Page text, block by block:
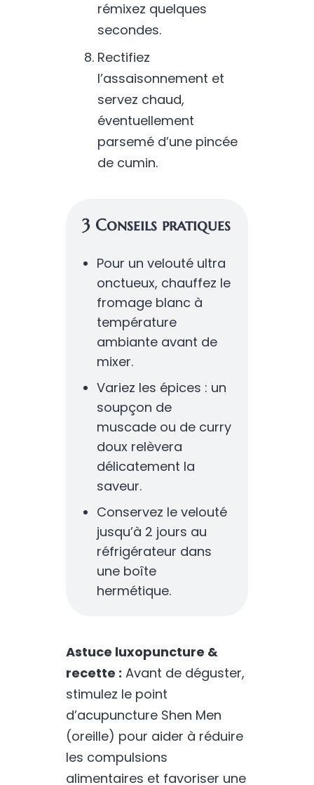
rémixez quelques
secondes.
Rectifiez
l’assaisonnement et
servez chaud,
éventuellement
parsemé d’une pincée
de cumin.
3 Conseils pratiques
Pour un velouté ultra
onctueux, chauffez le
fromage blanc à
température
ambiante avant de
mixer.
Variez les épices : un
soupçon de
muscade ou de curry
doux relèvera
délicatement la
saveur.
Conservez le velouté
jusqu’à 2 jours au
réfrigérateur dans
une boîte
hermétique.
Astuce luxopuncture &
recette : Avant de déguster,
stimulez le point
d’acupuncture Shen Men
(oreille) pour aider à réduire
les compulsions
alimentaires et favoriser une